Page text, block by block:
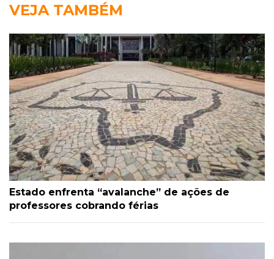
VEJA TAMBÉM
Estado enfrenta “avalanche” de ações de
professores cobrando férias